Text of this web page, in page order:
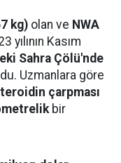
kg) olan ve NWA
yılının Kasım
Sahra Çölü'nde
Uzmanlara göre
çarpması
bir